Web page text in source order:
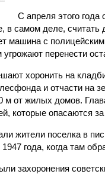
С апреля этого года
в самом деле,
машина с
угрожают перенести
хоронить на
и отчасти на
м от жилых домов.
которые опасаются
жители поселка в
года, когда там
захоронения